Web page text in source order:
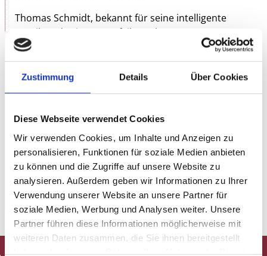
Zustimmung Details Über Cookies
Diese Webseite verwendet Cookies
Wir verwenden Cookies, um Inhalte und Anzeigen zu
personalisieren, Funktionen für soziale Medien anbieten
zu können und die Zugriffe auf unsere Website zu
analysieren. Außerdem geben wir Informationen zu Ihrer
Verwendung unserer Website an unsere Partner für
soziale Medien, Werbung und Analysen weiter. Unsere
Partner führen diese Informationen möglicherweise mit
weiteren Daten zusammen, die Sie ihnen bereitgestellt
Thomas Schmidt, bekannt für seine intelligente
Komik und seine ausgefeilte Bühnenpräsenz,
entführt die Zuschauer in eine Welt, in der Lachen
und Nachdenken Hand in Hand gehen. "Bitter Sweet
Sympathy" ist mehr als nur eine Comedy-Show; es ist
eine emotionale Reise, die das Publikum mit einem
im Minutentakt, sondern auch eine nachhaltige
Verbindung zu Themen, die uns allen bekannt sind.
www.thomas-schmidt-live.com